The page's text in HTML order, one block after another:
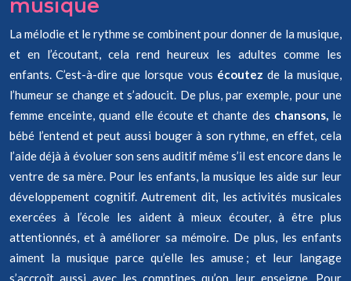
musique
La mélodie et le rythme se combinent pour donner de la musique,
et en l’écoutant, cela rend heureux les adultes comme les
enfants. C’est-à-dire que lorsque vous écoutez de la musique,
l’humeur se change et s’adoucit. De plus, par exemple, pour une
femme enceinte, quand elle écoute et chante des chansons, le
bébé l’entend et peut aussi bouger à son rythme, en effet, cela
l’aide déjà à évoluer son sens auditif même s’il est encore dans le
ventre de sa mère. Pour les enfants, la musique les aide sur leur
développement cognitif. Autrement dit, les activités musicales
exercées à l’école les aident à mieux écouter, à être plus
attentionnés, et à améliorer sa mémoire. De plus, les enfants
aiment la musique parce qu’elle les amuse ; et leur langage
s’accroît aussi avec les comptines qu’on leur enseigne. Pour